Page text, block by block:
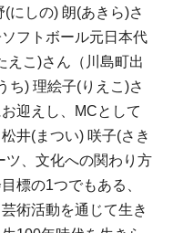
にしの) 朗(あきら)さ
フトボール元日本代
えこ)さん（川島町出
ち) 理絵子(りえこ)さ
迎えし、MCとして
井(まつい) 咲子(さき
ツ、文化への関わり方
標の1つでもある、
術活動を通じて生き